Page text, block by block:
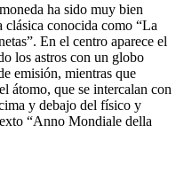
ha sido muy bien
clásica conocida como “La
En el centro aparece el
los astros con un globo
emisión, mientras que
átomo, que se intercalan con
y debajo del físico y
“Anno Mondiale della